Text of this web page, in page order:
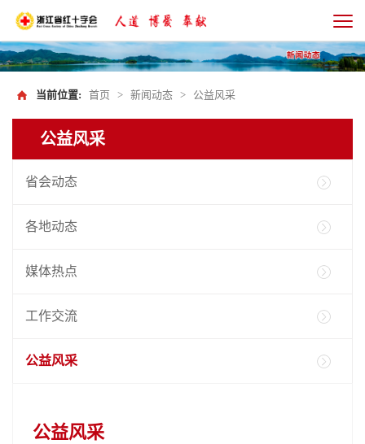
当前位置: 首页 > 新闻动态 > 公益风采
公益风采
省会动态
各地动态
媒体热点
工作交流
公益风采
公益风采